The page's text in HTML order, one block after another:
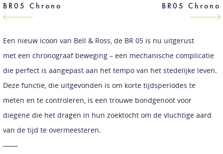
BR05 Chrono BR05 Chrono
Een nieuw icoon van Bell & Ross, de BR 05 is nu uitgerust
met een chronograaf beweging – een mechanische complicatie
die perfect is aangepast aan het tempo van het stedelijke leven.
Deze functie, die uitgevonden is om korte tijdsperiodes te
meten en te controleren, is een trouwe bondgenoot voor
diegene die het dragen in hun zoektocht om de vluchtige aard
van de tijd te overmeesteren.